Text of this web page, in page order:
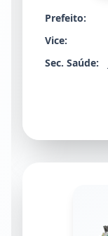
Prefeito:
Vice:
Sec. Saúde: